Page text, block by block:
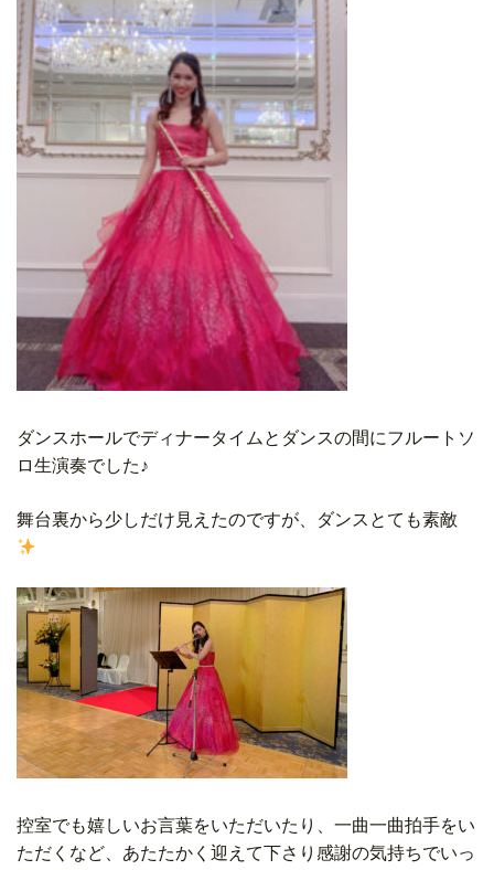
ダンスホールでディナータイムとダンスの間にフルートソ
ロ生演奏でした♪
舞台裏から少しだけ見えたのですが、ダンスとても素敵
控室でも嬉しいお言葉をいただいたり、一曲一曲拍手をい
ただくなど、あたたかく迎えて下さり感謝の気持ちでいっ